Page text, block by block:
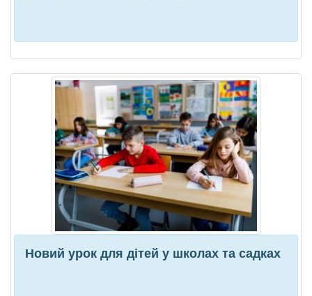
Новий урок для дітей у школах та садках